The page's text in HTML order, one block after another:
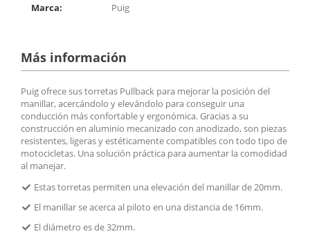
Marca: Puig
Más información
Puig ofrece sus torretas Pullback para mejorar la posición del
manillar, acercándolo y elevándolo para conseguir una
conducción más confortable y ergonómica. Gracias a su
construcción en aluminio mecanizado con anodizado, son piezas
resistentes, ligeras y estéticamente compatibles con todo tipo de
motocicletas. Una solución práctica para aumentar la comodidad
al manejar.
Estas torretas permiten una elevación del manillar de 20mm.
El manillar se acerca al piloto en una distancia de 16mm.
El diámetro es de 32mm.